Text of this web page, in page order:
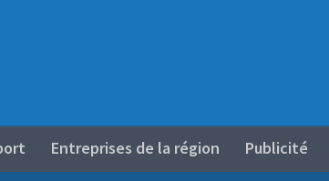
Entreprises de la région Publicité